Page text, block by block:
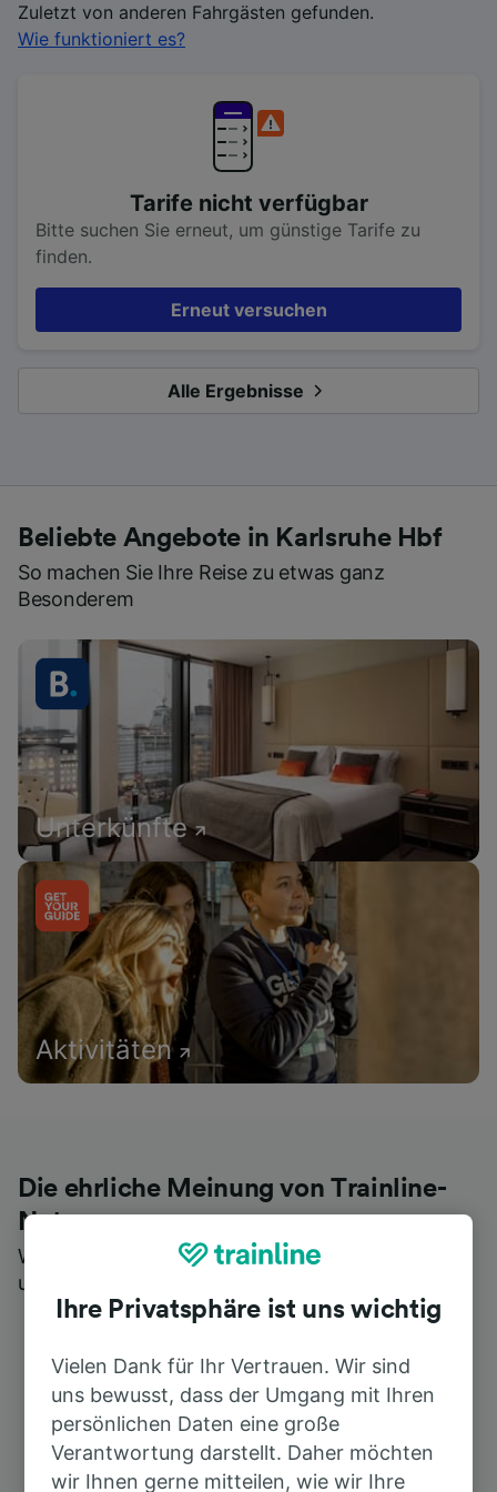
Zuletzt von anderen Fahrgästen gefunden.
Wie funktioniert es?
Tarife nicht verfügbar
Bitte suchen Sie erneut, um günstige Tarife zu
finden.
Erneut versuchen
Alle Ergebnisse
Beliebte Angebote in Karlsruhe Hbf
So machen Sie Ihre Reise zu etwas ganz
Besonderem
Unterkünfte
Aktivitäten
Die ehrliche Meinung von Trainline-
Nutzern
Wer könnte Ihnen besseres Feedback geben als
unsere Kunden selbst?
Ihre Privatsphäre ist uns wichtig
Vielen Dank für Ihr Vertrauen. Wir sind
uns bewusst, dass der Umgang mit Ihren
persönlichen Daten eine große
Verantwortung darstellt. Daher möchten
wir Ihnen gerne mitteilen, wie wir Ihre